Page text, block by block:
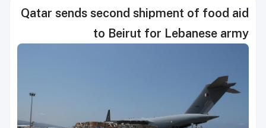
Qatar sends second shipment of food aid
to Beirut for Lebanese army